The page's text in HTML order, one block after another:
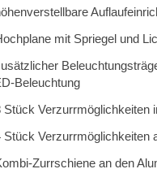
mit Spriegel und
Beleuchtung
Stück Verzurrmöglichkeiten
Stück Verzurrmöglichkeiten
Zurrschiene an den